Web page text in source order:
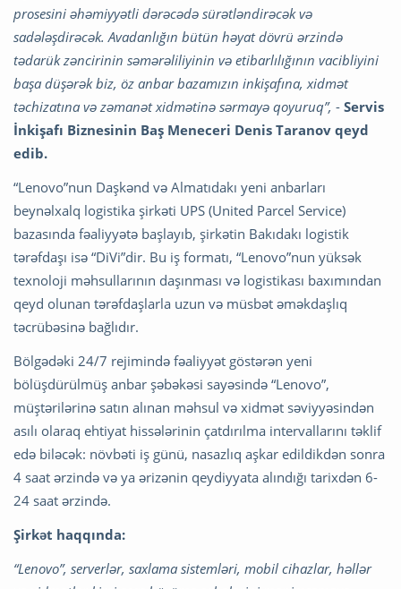
prosesini əhəmiyyətli dərəcədə sürətləndirəcək və
sadələşdirəcək. Avadanlığın bütün həyat dövrü ərzində
tədarük zəncirinin səmərəliliyinin və etibarlılığının vacibliyini
başa düşərək biz, öz anbar bazamızın inkişafına, xidmət
təchizatına və zəmanət xidmətinə sərmayə qoyuruq”, - Servis
İnkişafı Biznesinin Baş Meneceri Denis Taranov qeyd
edib.
“Lenovo”nun Daşkənd və Almatıdakı yeni anbarları
beynəlxalq logistika şirkəti UPS (United Parcel Service)
bazasında fəaliyyətə başlayıb, şirkətin Bakıdakı logistik
tərəfdaşı isə “DiVi”dir. Bu iş formatı, “Lenovo”nun yüksək
texnoloji məhsullarının daşınması və logistikası baxımından
qeyd olunan tərəfdaşlarla uzun və müsbət əməkdaşlıq
təcrübəsinə bağlıdır.
Bölgədəki 24/7 rejimində fəaliyyət göstərən yeni
bölüşdürülmüş anbar şəbəkəsi sayəsində “Lenovo”,
müştərilərinə satın alınan məhsul və xidmət səviyyəsindən
asılı olaraq ehtiyat hissələrinin çatdırılma intervallarını təklif
edə biləcək: növbəti iş günü, nasazlıq aşkar edildikdən sonra
4 saat ərzində və ya ərizənin qeydiyyata alındığı tarixdən 6-
24 saat ərzində.
Şirkət haqqında:
“Lenovo”, serverlər, saxlama sistemləri, mobil cihazlar, həllər